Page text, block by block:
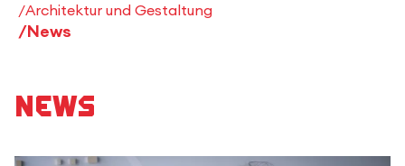
Architektur und Gestaltung
News
News